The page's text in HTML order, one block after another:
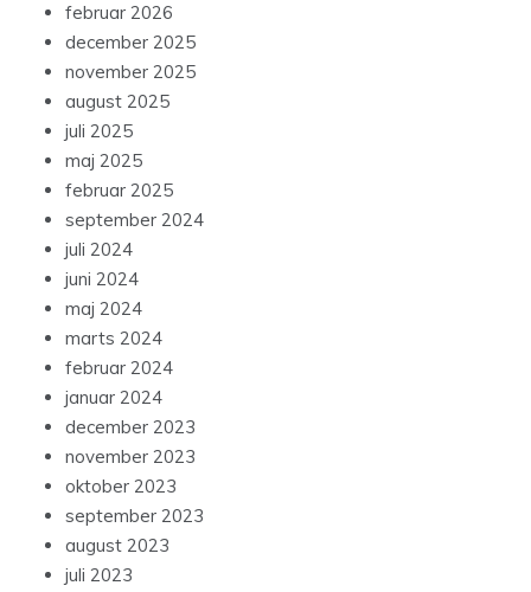
februar 2026
december 2025
november 2025
august 2025
juli 2025
maj 2025
februar 2025
september 2024
juli 2024
juni 2024
maj 2024
marts 2024
februar 2024
januar 2024
december 2023
november 2023
oktober 2023
september 2023
august 2023
juli 2023